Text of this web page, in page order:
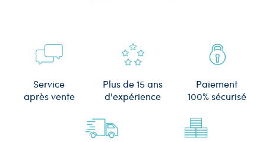
Service
après vente
Plus de 15 ans
d'expérience
Paiement
100% sécurisé